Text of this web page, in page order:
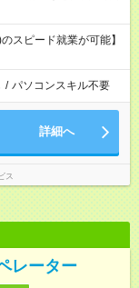
スピード就業が可能】
/ パソコンスキル不要
詳細へ
ス
レーター